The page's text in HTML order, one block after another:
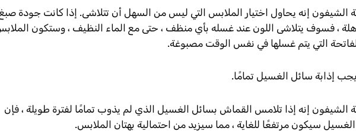
الشيفون إنه يحاول اختيار الملابس التي ليس من السهل أن تتلاشى. إذا كانت جودة
، فسوف يتلاشى اللون عند غسله بأي منظف ، حتى مع الماء النظيف ، وستكون
التي يتم غسلها في نفس الوقت مصبوغة.
إذابة سائل الغسيل تمامًا.
الشيفون إنه إذا تلامس القماش بسائل الغسيل الذي لم يذوب تمامًا لفترة طويلة ، فإن
الغسيل سيكون مرتفعًا للغاية ، مما سيزيد من احتمالية بهتان الملابس.